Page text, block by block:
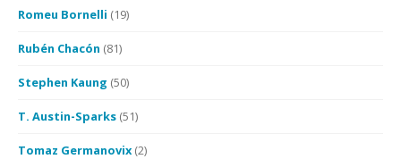
Romeu Bornelli (19)
Rubén Chacón (81)
Stephen Kaung (50)
T. Austin-Sparks (51)
Tomaz Germanovix (2)